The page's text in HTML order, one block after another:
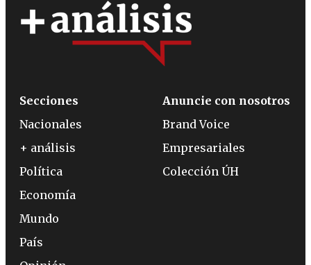
Secciones
Nacionales
+ análisis
Política
Economía
Mundo
País
Anuncie con nosotros
Brand Voice
Empresariales
Colección ÚH